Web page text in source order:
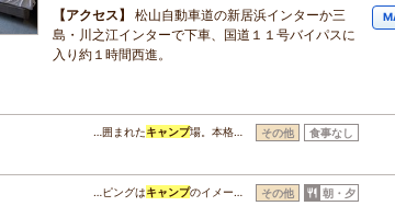
アクセス
松山自動車道の新居浜インターか三
島・川之江インターで下車、国道１１号バイパスに
入り約１時間西進。
…囲まれたキャンプ場。本格… その他 食事なし
…ピングはキャンプのイメー… その他 朝・夕